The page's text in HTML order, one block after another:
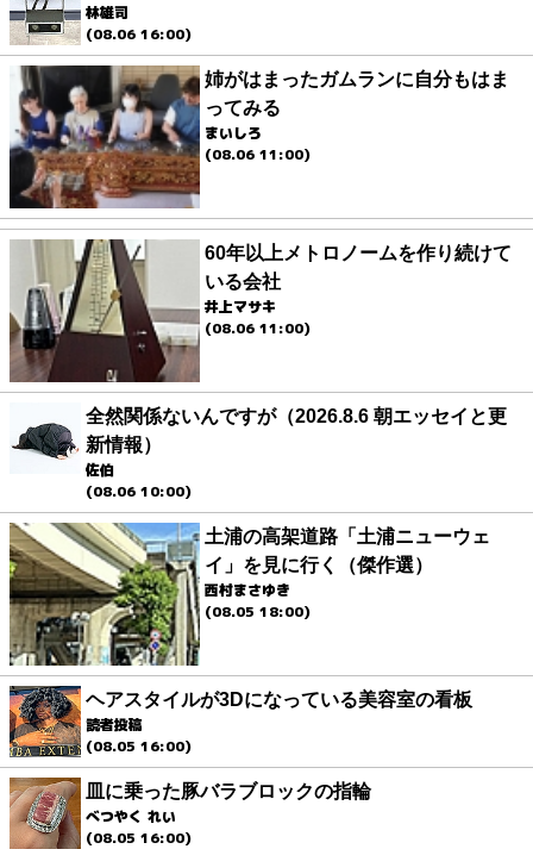
林雄司
(08.06 16:00)
姉がはまったガムランに自分もはま
ってみる
まいしろ
(08.06 11:00)
60年以上メトロノームを作り続けて
いる会社
井上マサキ
(08.06 11:00)
全然関係ないんですが（2026.8.6 朝エッセイと更
新情報）
佐伯
(08.06 10:00)
土浦の高架道路「土浦ニューウェ
イ」を見に行く（傑作選）
西村まさゆき
(08.05 18:00)
ヘアスタイルが3Dになっている美容室の看板
読者投稿
(08.05 16:00)
皿に乗った豚バラブロックの指輪
べつやく れい
(08.05 16:00)